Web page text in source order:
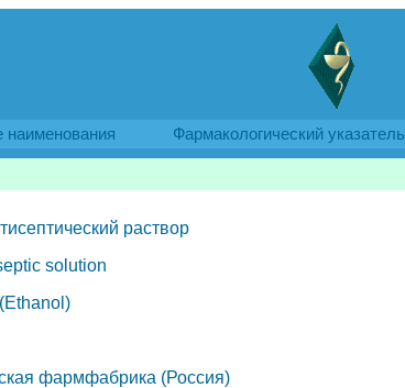
наименования Фармакологический указатель
раствор
solution
фармфабрика (Россия)